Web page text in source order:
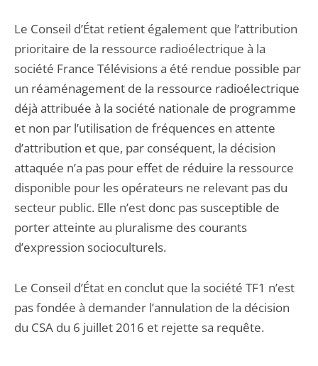
Le Conseil d’État retient également que l’attribution
prioritaire de la ressource radioélectrique à la
société France Télévisions a été rendue possible par
un réaménagement de la ressource radioélectrique
déjà attribuée à la société nationale de programme
et non par l’utilisation de fréquences en attente
d’attribution et que, par conséquent, la décision
attaquée n’a pas pour effet de réduire la ressource
disponible pour les opérateurs ne relevant pas du
secteur public. Elle n’est donc pas susceptible de
porter atteinte au pluralisme des courants
d’expression socioculturels.
Le Conseil d’État en conclut que la société TF1 n’est
pas fondée à demander l’annulation de la décision
du CSA du 6 juillet 2016 et rejette sa requête.